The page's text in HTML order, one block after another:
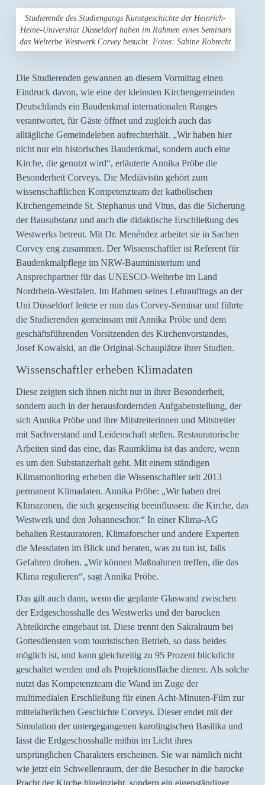
Studierende des Studiengangs Kunstgeschichte der Heinrich-
Heine-Universität Düsseldorf haben im Rahmen eines Seminars
das Welterbe Westwerk Corvey besucht. Fotos: Sabine Robrecht
Die Studierenden gewannen an diesem Vormittag einen
Eindruck davon, wie eine der kleinsten Kirchengemeinden
Deutschlands ein Baudenkmal internationalen Ranges
verantwortet, für Gäste öffnet und zugleich auch das
alltägliche Gemeindeleben aufrechterhält. „Wir haben hier
nicht nur ein historisches Baudenkmal, sondern auch eine
Kirche, die genutzt wird“, erläuterte Annika Pröbe die
Besonderheit Corveys. Die Mediävistin gehört zum
wissenschaftlichen Kompetenzteam der katholischen
Kirchengemeinde St. Stephanus und Vitus, das die Sicherung
der Bausubstanz und auch die didaktische Erschließung des
Westwerks betreut. Mit Dr. Menéndez arbeitet sie in Sachen
Corvey eng zusammen. Der Wissenschaftler ist Referent für
Baudenkmalpflege im NRW-Bauministerium und
Ansprechpartner für das UNESCO-Welterbe im Land
Nordrhein-Westfalen. Im Rahmen seines Lehrauftrags an der
Uni Düsseldorf leitete er nun das Corvey-Seminar und führte
die Studierenden gemeinsam mit Annika Pröbe und dem
geschäftsführenden Vorsitzenden des Kirchenvorstandes,
Josef Kowalski, an die Original-Schauplätze ihrer Studien.
Wissenschaftler erheben Klimadaten
Diese zeigten sich ihnen nicht nur in ihrer Besonderheit,
sondern auch in der herausfordernden Aufgabenstellung, der
sich Annika Pröbe und ihre Mitstreiterinnen und Mitstreiter
mit Sachverstand und Leidenschaft stellen. Restauratorische
Arbeiten sind das eine, das Raumklima ist das andere, wenn
es um den Substanzerhalt geht. Mit einem ständigen
Klimamonitoring erheben die Wissenschaftler seit 2013
permanent Klimadaten. Annika Pröbe: „Wir haben drei
Klimazonen, die sich gegenseitig beeinflussen: die Kirche, das
Westwerk und den Johanneschor.“ In einer Klima-AG
behalten Restauratoren, Klimaforscher und andere Experten
die Messdaten im Blick und beraten, was zu tun ist, falls
Gefahren drohen. „Wir können Maßnahmen treffen, die das
Klima regulieren“, sagt Annika Pröbe.
Das gilt auch dann, wenn die geplante Glaswand zwischen
der Erdgeschosshalle des Westwerks und der barocken
Abteikirche eingebaut ist. Diese trennt den Sakralraum bei
Gottesdiensten vom touristischen Betrieb, so dass beides
möglich ist, und kann gleichzeitig zu 95 Prozent blickdicht
geschaltet werden und als Projektionsfläche dienen. Als solche
nutzt das Kompetenzteam die Wand im Zuge der
multimedialen Erschließung für einen Acht-Minuten-Film zur
mittelalterlichen Geschichte Corveys. Dieser endet mit der
Simulation der untergegangenen karolingischen Basilika und
lässt die Erdgeschosshalle mithin im Licht ihres
ursprünglichen Charakters erscheinen. Sie war nämlich nicht
wie jetzt ein Schwellenraum, der die Besucher in die barocke